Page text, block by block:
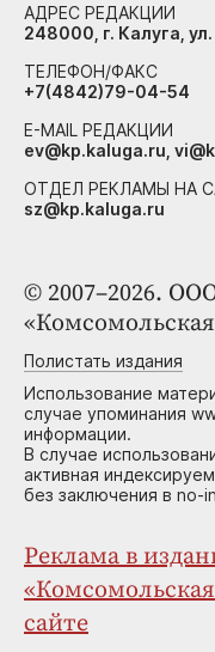
© 2007–2026.
Полистать издания
Использование
случае упоминания
информации.
В случае
активная
без заключения в no-
Реклама в
сайте
АДРЕС РЕДАКЦИИ
248000, г. Калуга,
ТЕЛЕФОН/ФАКС
+7(4842)79-04-54
E-MAIL РЕДАКЦИИ
ev@kp.kaluga.ru,
ОТДЕЛ РЕКЛАМЫ НА
sz@kp.kaluga.ru